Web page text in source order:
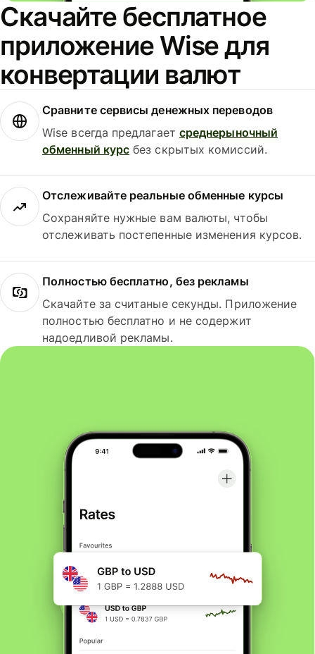
Скачайте бесплатное
приложение Wise для
конвертации валют
Сравните сервисы денежных переводов
Wise всегда предлагает среднерыночный
обменный курс без скрытых комиссий.
Отслеживайте реальные обменные курсы
Сохраняйте нужные вам валюты, чтобы
отслеживать постепенные изменения курсов.
Полностью бесплатно, без рекламы
Скачайте за считаные секунды. Приложение
полностью бесплатно и не содержит
надоедливой рекламы.